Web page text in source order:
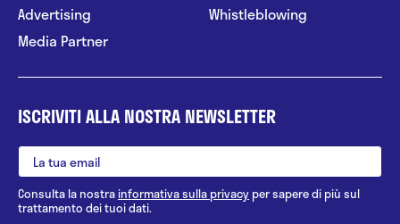
Advertising
Media Partner
Whistleblowing
ISCRIVITI ALLA NOSTRA NEWSLETTER
Consulta la nostrainformativa sulla privacy per sapere di più sul
trattamento dei tuoi dati.